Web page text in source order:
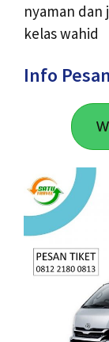
nyaman dan
kelas wahid
Info